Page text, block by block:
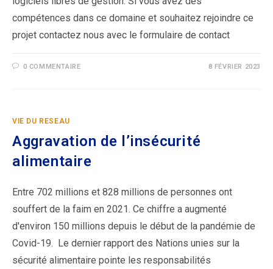
compétences dans ce domaine et souhaitez rejoindre ce
projet contactez nous avec le formulaire de contact
0 COMMENTAIRE 8 FÉVRIER 2023
VIE DU RESEAU
Aggravation de l’insécurité
alimentaire
Entre 702 millions et 828 millions de personnes ont
souffert de la faim en 2021. Ce chiffre a augmenté
d'environ 150 millions depuis le début de la pandémie de
Covid-19. Le dernier rapport des Nations unies sur la
sécurité alimentaire pointe les responsabilités